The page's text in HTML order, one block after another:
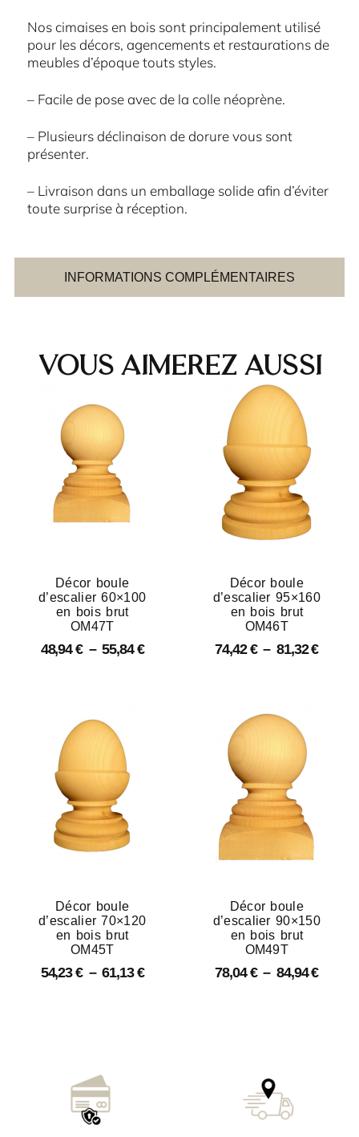
INFORMATIONS COMPLÉMENTAIRES
Nos cimaises en bois sont principalement utilisé
pour les décors, agencements et restaurations de
meubles d’époque touts styles.
– Facile de pose avec de la colle néoprène.
– Plusieurs déclinaison de dorure vous sont
présenter.
– Livraison dans un emballage solide afin d’éviter
toute surprise à réception.
Vous aimerez aussi
Décor boule
d’escalier 60×100
en bois brut
OM47T
48,94€ – 55,84€
Décor boule
d’escalier 95×160
en bois brut
OM46T
74,42€ – 81,32€
Décor boule
d’escalier 70×120
en bois brut
OM45T
54,23€ – 61,13€
Décor boule
d’escalier 90×150
en bois brut
OM49T
78,04€ – 84,94€